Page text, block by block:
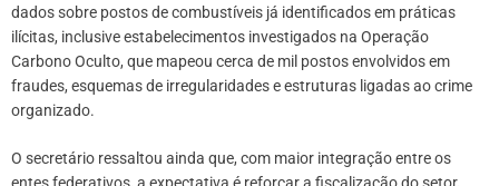
dados sobre postos de combustíveis já identificados em práticas
ilícitas, inclusive estabelecimentos investigados na Operação
Carbono Oculto, que mapeou cerca de mil postos envolvidos em
fraudes, esquemas de irregularidades e estruturas ligadas ao crime
organizado.
O secretário ressaltou ainda que, com maior integração entre os
entes federativos, a expectativa é reforçar a fiscalização do setor,